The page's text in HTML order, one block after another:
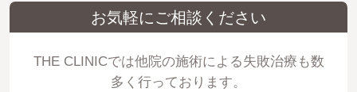
お気軽にご相談ください
THE CLINICでは他院の施術による失敗治療も数
多く行っております。